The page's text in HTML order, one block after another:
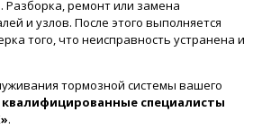
ремонт или замена
и узлов. После этого выполняется
того, что неисправность устранена и
тормозной системы вашего
квалифицированные специалисты
.